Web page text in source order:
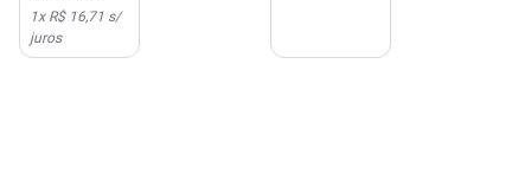
1x R$ 16,71 s/
juros